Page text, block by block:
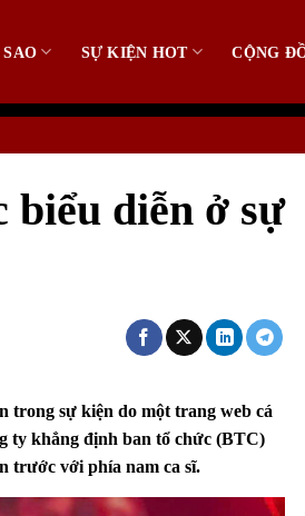
SỰ KIỆN HOT CỘNG
biểu diễn ở sự
trong sự kiện do một trang web cá
ty khẳng định ban tổ chức (BTC)
trước với phía nam ca sĩ.